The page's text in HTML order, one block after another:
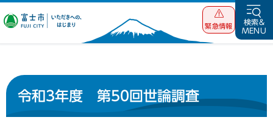
富士市 いただ
緊急情報
検索&
MENU
令和3年度 第50回世論調査